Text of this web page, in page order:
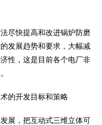
尽快提高和改进锅炉防磨
发展趋势和要求，大幅减
性，这是目前各个电厂非
的开发目标和策略
展，把互动式三维立体可